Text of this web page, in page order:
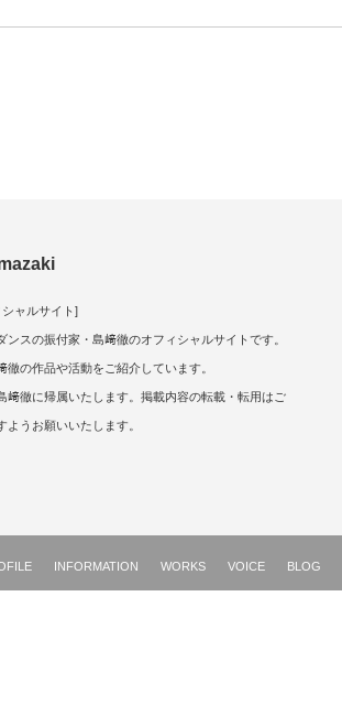
ャルサイト]
ンスの振付家・島﨑徹のオフィシャルサイトです。
徹の作品や活動をご紹介しています。
﨑徹に帰属いたします。掲載内容の転載・転用はご
ようお願いいたします。
INFORMATION WORKS VOICE BLOG